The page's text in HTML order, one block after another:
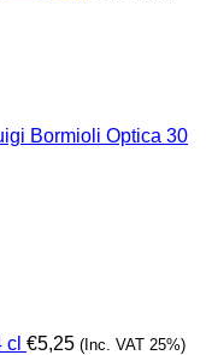
Bormioli Optica 30
cl €5,25 (Inc. VAT 25%)